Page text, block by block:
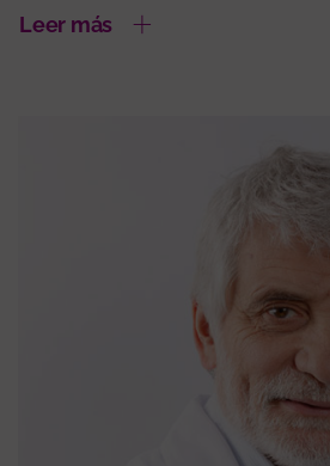
Leer más